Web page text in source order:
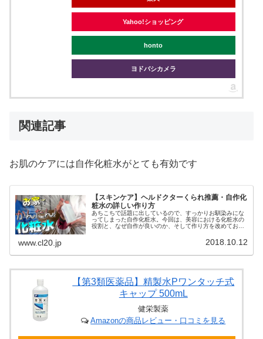
Yahoo!ショッピング
honto
ヨドバシカメラ
関連記事
お肌のケアには自作化粧水がとても有効です
【スキンケア】ヘルドクターくられ推薦・自作化
粧水の詳しい作り方
あちこちで話題に出しているので、すっかりお馴染みにな
ってしまった自作化粧水。今回は、美容における化粧水の
役割と、なぜ自作が良いのか、そして作り方を改めておさ
www.cl20.jp 2018.10.12
【第3類医薬品】精製水Pワンタッチ式
キャップ 500mL
健栄製薬
Amazonの商品レビュー・口コミを見る